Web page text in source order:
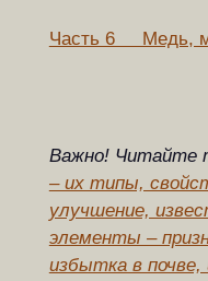
Часть 6 Медь,
Важно! Читайте
– их типы,
улучшение,
элементы –
избытка в почве,